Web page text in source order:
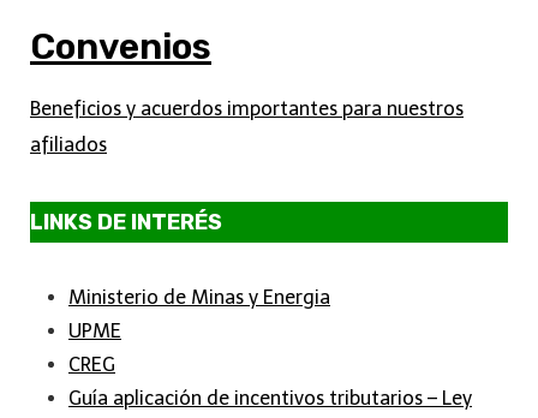
Convenios
Beneficios y acuerdos importantes para nuestros
afiliados
LINKS DE INTERÉS
Ministerio de Minas y Energia
UPME
CREG
Guía aplicación de incentivos tributarios – Ley